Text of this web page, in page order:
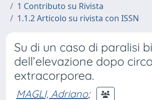
1 Contributo su Rivista
1.1.2 Articolo su rivista con ISSN
Su di un caso di paralisi
dell’elevazione dopo
extracorporea.
MAGLI, Adriano;